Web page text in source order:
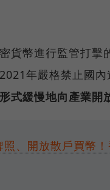
貨幣進行監管打擊
年嚴格禁止國內
式緩慢地向產業開
照、開放散戶買幣